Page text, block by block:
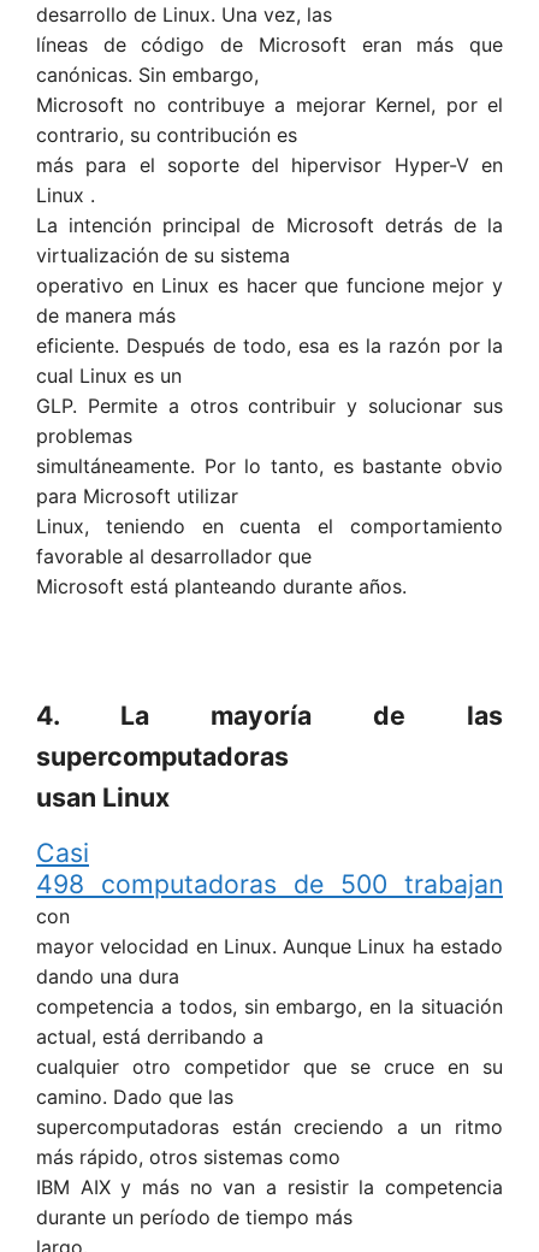
desarrollo de Linux. Una vez, las
líneas de código de Microsoft eran más que
canónicas. Sin embargo,
Microsoft no contribuye a mejorar Kernel, por el
contrario, su contribución es
más para el soporte del hipervisor Hyper-V en
Linux .
La intención principal de Microsoft detrás de la
virtualización de su sistema
operativo en Linux es hacer que funcione mejor y
de manera más
eficiente. Después de todo, esa es la razón por la
cual Linux es un
GLP. Permite a otros contribuir y solucionar sus
problemas
simultáneamente. Por lo tanto, es bastante obvio
para Microsoft utilizar
Linux, teniendo en cuenta el comportamiento
favorable al desarrollador que
Microsoft está planteando durante años.
4. La mayoría de las
supercomputadoras
usan Linux
Casi
498 computadoras de 500 trabajan
con
mayor velocidad en Linux. Aunque Linux ha estado
dando una dura
competencia a todos, sin embargo, en la situación
actual, está derribando a
cualquier otro competidor que se cruce en su
camino. Dado que las
supercomputadoras están creciendo a un ritmo
más rápido, otros sistemas como
IBM AIX y más no van a resistir la competencia
durante un período de tiempo más
largo.